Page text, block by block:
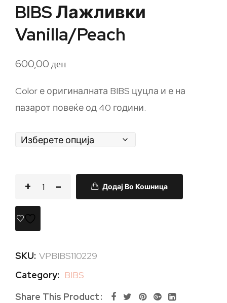
BIBS Лажливки
Vanilla/Peach
600,00ден
Color е оригиналната BIBS цуцла и е на
пазарот повеќе од 40 години.
Додај Во Кошница
SKU: VPBIBS110229
Category: BIBS
Share This Product